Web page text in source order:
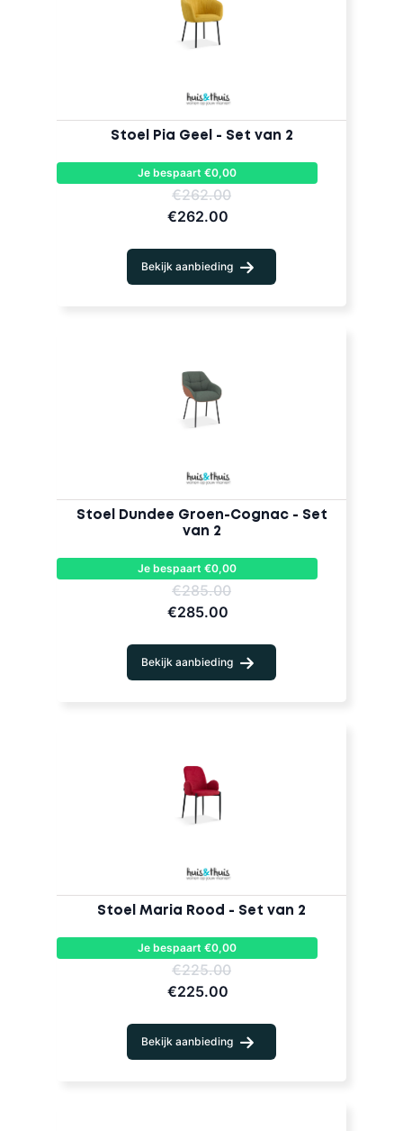
Stoel Pia Geel - Set van 2
Je bespaart €0,00
€262.00
€262.00
Bekijk aanbieding
Stoel Dundee Groen-Cognac - Set
van 2
Je bespaart €0,00
€285.00
€285.00
Bekijk aanbieding
Stoel Maria Rood - Set van 2
Je bespaart €0,00
€225.00
€225.00
Bekijk aanbieding